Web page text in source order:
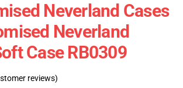
Neverland Cases
Neverland
Case RB0309
reviews)